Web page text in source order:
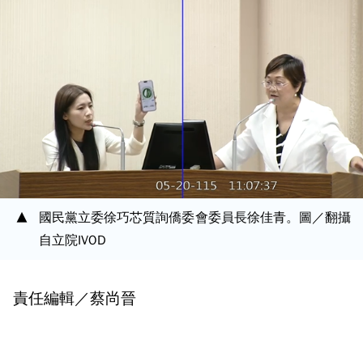
國民黨立委徐巧芯質詢僑委會委員長徐佳青。圖／翻攝
自立院IVOD
責任編輯／蔡尚晉